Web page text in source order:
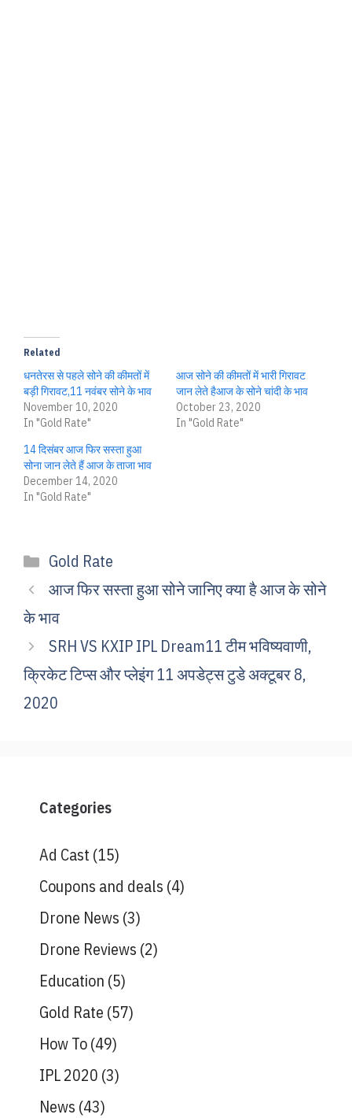
Related
धनतेरस से पहले सोने की कीमतों में
बड़ी गिरावट,11 नवंबर सोने के भाव
November 10, 2020
In "Gold Rate"
आज सोने की कीमतों में भारी गिरावट
जान लेते हैआज के सोने चांदी के भाव
October 23, 2020
In "Gold Rate"
14 दिसंबर आज फिर सस्ता हुआ
सोना जान लेते हैं आज के ताजा भाव
December 14, 2020
In "Gold Rate"
Categories
Gold Rate
आज फिर सस्ता हुआ सोने जानिए क्या है आज के सोने
के भाव
SRH VS KXIP IPL Dream11 टीम भविष्यवाणी,
क्रिकेट टिप्स और प्लेइंग 11 अपडेट्स टुडे अक्टूबर 8,
2020
Categories
Ad Cast (15)
Coupons and deals (4)
Drone News (3)
Drone Reviews (2)
Education (5)
Gold Rate (57)
How To(49)
IPL 2020 (3)
News (43)